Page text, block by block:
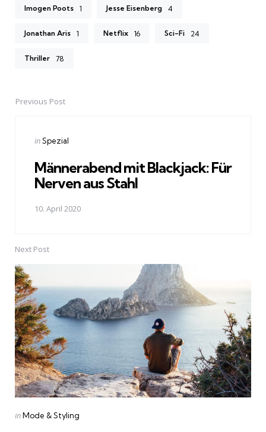
Imogen Poots 1 Jesse Eisenberg 4
Jonathan Aris 1 Netflix 16 Sci-Fi 24
Thriller 78
PostPrevious Post
Posted
inSpezial
Männerabend mit Blackjack: Für
Nerven aus Stahl
10. April 2020
Next Post
Posted
inMode & Styling